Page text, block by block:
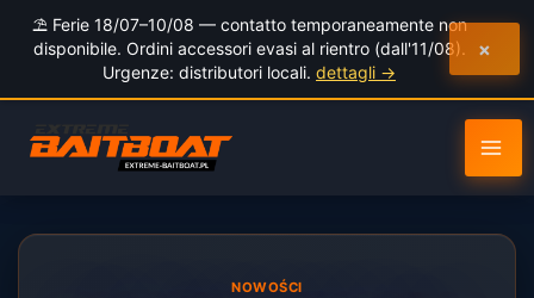
⛱️ Ferie 18/07–10/08 — contatto temporaneamente non
disponibile. Ordini accessori evasi al rientro (dall'11/08).
Urgenze: distributori locali. dettagli →
×
al
contenuto
NOWOŚCI